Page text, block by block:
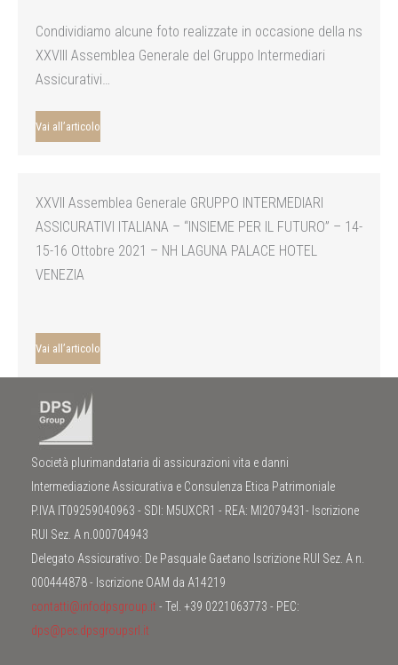
Condividiamo alcune foto realizzate in occasione della ns
XXVIII Assemblea Generale del Gruppo Intermediari
Assicurativi…
Vai all’articolo
XXVII Assemblea Generale GRUPPO INTERMEDIARI
ASSICURATIVI ITALIANA – “INSIEME PER IL FUTURO” – 14-
15-16 Ottobre 2021 – NH LAGUNA PALACE HOTEL
VENEZIA
Vai all’articolo
Società plurimandataria di assicurazioni vita e danni
Intermediazione Assicurativa e Consulenza Etica Patrimoniale
P.IVA IT09259040963 - SDI: M5UXCR1 - REA: MI2079431- Iscrizione
RUI Sez. A n.000704943
Delegato Assicurativo: De Pasquale Gaetano Iscrizione RUI Sez. A n.
000444878 - Iscrizione OAM da A14219
contatti@infodpsgroup.it - Tel. +39 0221063773 - PEC:
dps@pec.dpsgroupsrl.it